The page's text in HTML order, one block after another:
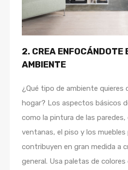
2. CREA ENFOCÁNDOTE
AMBIENTE
¿Qué tipo de ambiente quieres
hogar? Los aspectos básicos
como la pintura de las paredes,
ventanas, el piso y los muebles
contribuyen en gran medida a
general. Usa paletas de